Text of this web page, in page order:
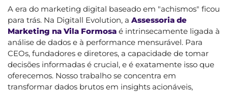
A era do marketing digital baseado em "achismos" ficou
para trás. Na Digitall Evolution, a Assessoria de
Marketing na Vila Formosa é intrinsecamente ligada à
análise de dados e à performance mensurável. Para
CEOs, fundadores e diretores, a capacidade de tomar
decisões informadas é crucial, e é exatamente isso que
oferecemos. Nosso trabalho se concentra em
transformar dados brutos em insights acionáveis,